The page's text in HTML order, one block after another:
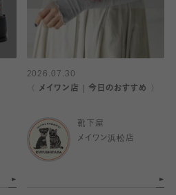
2026.07.30
〈 メイワン店｜今日のおすすめ 〉
靴下屋
メイワン浜松店